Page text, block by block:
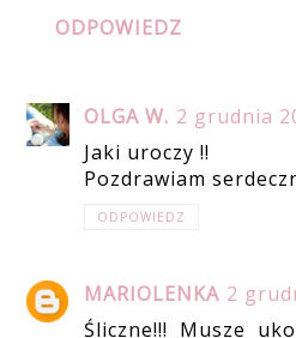
ODPOWIEDZ
OLGA W. 2 grudnia
Jaki uroczy !!
Pozdrawiam
ODPOWIEDZ
MARIOLENKA 2
Śliczne!!! Musze